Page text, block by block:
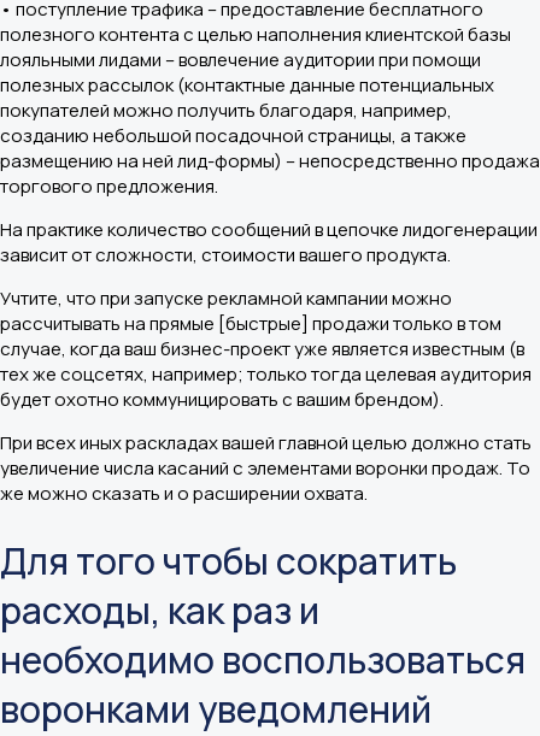
• поступление трафика – предоставление бесплатного
полезного контента с целью наполнения клиентской базы
лояльными лидами – вовлечение аудитории при помощи
полезных рассылок (контактные данные потенциальных
покупателей можно получить благодаря, например,
созданию небольшой посадочной страницы, а также
размещению на ней лид-формы) – непосредственно продажа
торгового предложения.
На практике количество сообщений в цепочке лидогенерации
зависит от сложности, стоимости вашего продукта.
Учтите, что при запуске рекламной кампании можно
рассчитывать на прямые [быстрые] продажи только в том
случае, когда ваш бизнес-проект уже является известным (в
тех же соцсетях, например; только тогда целевая аудитория
будет охотно коммуницировать с вашим брендом).
При всех иных раскладах вашей главной целью должно стать
увеличение числа касаний с элементами воронки продаж. То
же можно сказать и о расширении охвата.
Для того чтобы сократить
расходы, как раз и
необходимо воспользоваться
воронками уведомлений